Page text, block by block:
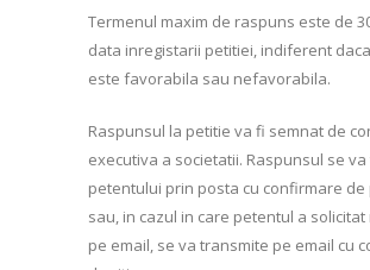
Termenul maxim de raspuns este de
data inregistarii petitiei, indiferent
este favorabila sau nefavorabila.
Raspunsul la petitie va fi semnat de
executiva a societatii. Raspunsul se
petentului prin posta cu confirmare de
sau, in cazul in care petentul a
pe email, se va transmite pe email cu